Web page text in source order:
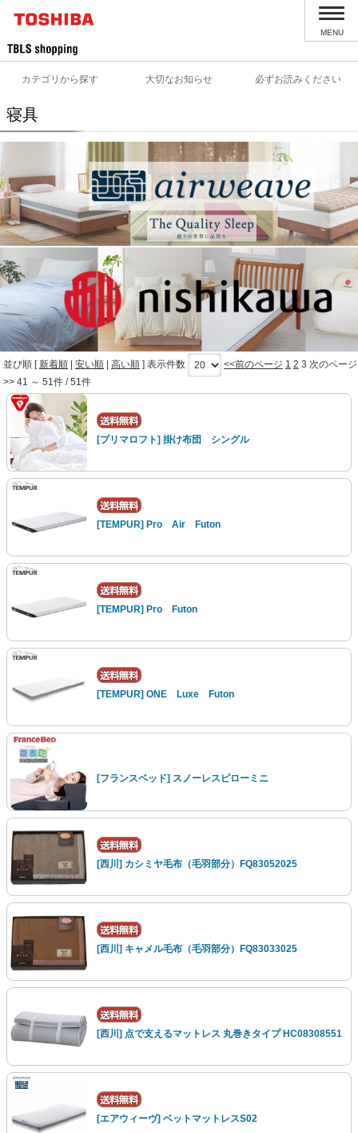
MENU
カテゴリから探す 大切なお知らせ 必ずお読みください
寝具
並び順 [新着順 安い順 高い順 ] 表示件数 <<前のページ 1 2 3 次のページ
>> 41 ～ 51件 / 51件
[プリマロフト] 掛け布団 シングル
[TEMPUR] Pro Air Futon
[TEMPUR] Pro Futon
[TEMPUR] ONE Luxe Futon
[フランスベッド] スノーレスピローミニ
[西川] カシミヤ毛布（毛羽部分）FQ83052025
[西川] キャメル毛布（毛羽部分）FQ83033025
[西川] 点で支えるマットレス 丸巻きタイプ HC08308551
[エアウィーヴ] ベットマットレスS02